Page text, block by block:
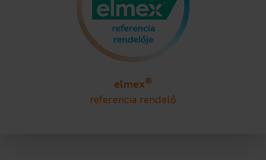
elmex®
referencia rendelő